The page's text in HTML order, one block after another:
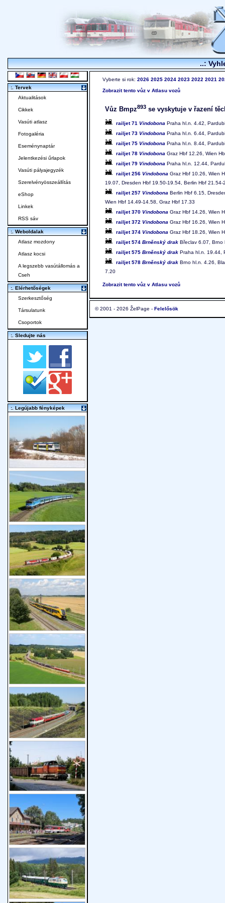
..:
Vyberte si rok: 2026 2025 2024 2023 2022 2021
Zobrazit tento vůz v Atlasu vozů
Vůz Bmpz893 se vyskytuje v řazení
railjet 71 Vindobona Praha hl.n. 4.42,
railjet 73 Vindobona Praha hl.n. 6.44,
railjet 75 Vindobona Praha hl.n. 8.44,
railjet 78 Vindobona Graz Hbf 12.26, Wien
railjet 79 Vindobona Praha hl.n. 12.44,
railjet 256 Vindobona Graz Hbf 10.26, Wien
19.07, Dresden Hbf 19.50-19.54, Berlin Hbf
railjet 257 Vindobona Berlin Hbf 6.15,
Wien Hbf 14.49-14.58, Graz Hbf 17.33
railjet 370 Vindobona Graz Hbf 14.26, Wien
railjet 372 Vindobona Graz Hbf 16.26, Wien
railjet 374 Vindobona Graz Hbf 18.26, Wien
railjet 574 Brněnský drak Břeclav 6.07,
railjet 575 Brněnský drak Praha hl.n. 19.44,
railjet 578 Brněnský drak Brno hl.n. 4.26,
7.20
Zobrazit tento vůz v Atlasu vozů
© 2001 - 2026 ŽelPage - Felelősök
:. Tervek
Aktualitások
Cikkek
Vasúti atlasz
Fotogaléria
Eseménynaptár
Jelentkezési űrlapok
Vasúti pályajegyzék
Szerelvényösszeállítás
eShop
Linkek
RSS sáv
:. Weboldalak
Atlasz mozdony
Atlasz kocsi
A legszebb vasútállomás a
Cseh
:. Elérhetőségek
Szerkesztőség
Társulatunk
Csoportok
:. Sledujte nás
:. Legújabb fényképek